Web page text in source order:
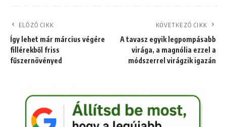
ELŐZŐ CIKK
Így lehet már március végére
fillérekből friss
fűszernövényed
KÖVETKEZŐ CIKK
A tavasz egyik legpompásabb
virága, a magnólia ezzel a
módszerrel virágzik igazán